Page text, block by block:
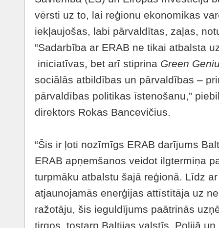
vērsti uz to, lai reģionu ekonomikas
iekļaujošas, labi pārvaldītas, zaļas,
“Sadarbība ar ERAB ne tikai atbalsta
iniciatīvas, bet arī stiprina Green
sociālās atbildības un pārvaldības –
pārvaldības politikas īstenošanu,”
direktors Rokas Bancevičius.
“Šis ir ļoti nozīmīgs ERAB darījums
ERAB apņemšanos veidot ilgtermiņa
turpmāku atbalstu šajā reģionā. Līdz
atjaunojamās enerģijas attīstītāja uz
ražotāju, šis ieguldījums paātrinās
tirgos, tostarp Baltijas valstīs, Polijā